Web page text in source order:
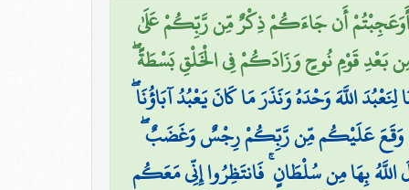
أَوَعَجِبْتُمْ أَن جَاءَكُمْ ذِكْرٌ مِّن رَّبِّكُمْ عَلَىٰ
بَعْدِ قَوْمِ نُوحٍ وَزَادَكُمْ فِي الْخَلْقِ بَسْطَةً
لِنَعْبُدَ اللَّهَ وَحْدَهُ وَنَذَرَ مَا كَانَ يَعْبُدُ آبَاؤُنَا
وَقَعَ عَلَيْكُم مِّن رَّبِّكُمْ رِجْسٌ وَغَضَبٌ
اللَّهُ بِهَا مِن سُلْطَانٍ ۚ فَانتَظِرُوا إِنِّي مَعَكُم